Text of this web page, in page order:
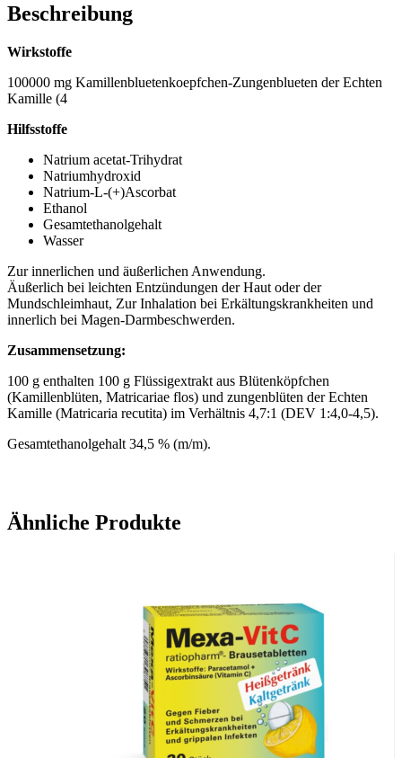
Beschreibung
Wirkstoffe
100000 mg Kamillenbluetenkoepfchen-Zungenblueten der Echten
Kamille (4
Hilfsstoffe
Natrium acetat-Trihydrat
Natriumhydroxid
Natrium-L-(+)Ascorbat
Ethanol
Gesamtethanolgehalt
Wasser
Zur innerlichen und äußerlichen Anwendung.
Äußerlich bei leichten Entzündungen der Haut oder der
Mundschleimhaut, Zur Inhalation bei Erkältungskrankheiten und
innerlich bei Magen-Darmbeschwerden.
Zusammensetzung:
100 g enthalten 100 g Flüssigextrakt aus Blütenköpfchen
(Kamillenblüten, Matricariae flos) und zungenblüten der Echten
Kamille (Matricaria recutita) im Verhältnis 4,7:1 (DEV 1:4,0-4,5).
Gesamtethanolgehalt 34,5 % (m/m).
Zugelassenes Arzneimittel: Zu Risiken und Nebenwirkungen lesen
Ähnliche Produkte